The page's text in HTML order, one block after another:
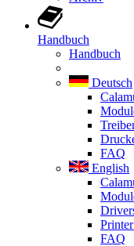
Handbuch
Handbuch
Deutsch
FAQ
English
FAQ